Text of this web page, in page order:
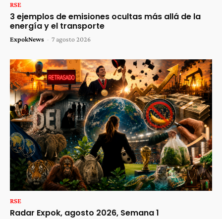
RSE
3 ejemplos de emisiones ocultas más allá de la
energía y el transporte
ExpokNews - 7 agosto 2026
RSE
Radar Expok, agosto 2026, Semana 1